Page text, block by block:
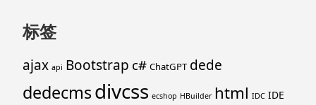
标签
ajax api Bootstrap c# ChatGPT dede
dedecmsdivcss ecshop HBuilder html IDC IDE